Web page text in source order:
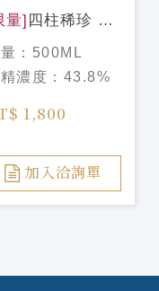
量] 四柱稀珍 限
夏多內桶 琴酒
Pillars
Gin
： 500ML
濃度： 43.8%
1,800
加入洽詢單